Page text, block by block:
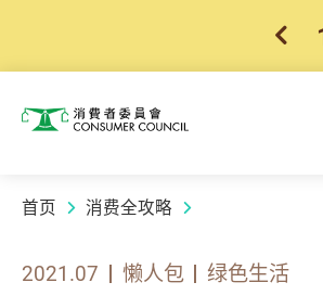
上
消费者委员会
首页 消费全攻略
2021.07 懒人包 绿色生活